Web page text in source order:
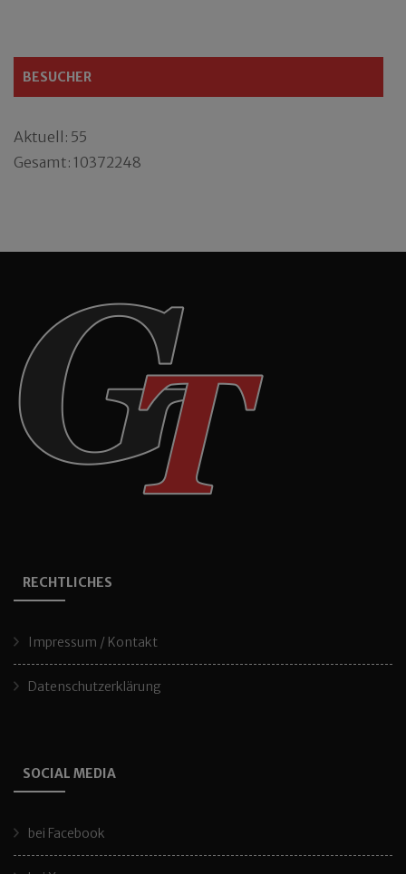
BESUCHER
Aktuell: 55
Gesamt: 10372248
RECHTLICHES
Impressum / Kontakt
Datenschutzerklärung
SOCIAL MEDIA
bei Facebook